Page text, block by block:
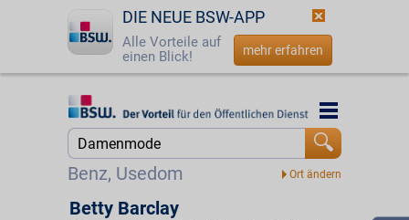
DIE NEUE BSW-APP
Alle Vorteile auf
einen Blick!
mehr erfahren
Startseite
Benz, Usedom
Startseite
Betty Barclay